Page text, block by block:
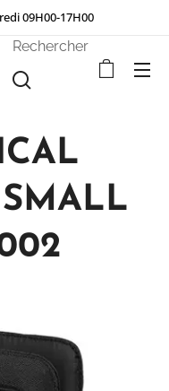
09H00-17H00
Rechercher